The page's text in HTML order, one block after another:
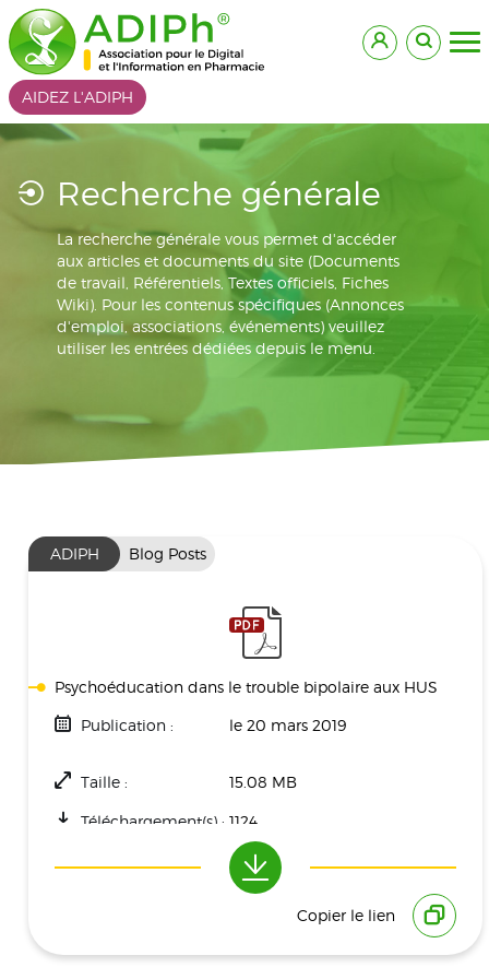
AIDEZ L'ADIPH
Recherche générale
La recherche générale vous permet d'accéder
aux articles et documents du site (Documents
de travail, Référentiels, Textes officiels, Fiches
Wiki). Pour les contenus spécifiques (Annonces
d'emploi, associations, événements) veuillez
utiliser les entrées dédiées depuis le menu.
ADIPH Blog Posts
Psychoéducation dans le trouble bipolaire aux HUS
Publication : le 20 mars 2019
Taille : 15.08 MB
Téléchargement(s) : 1124
Copier le lien